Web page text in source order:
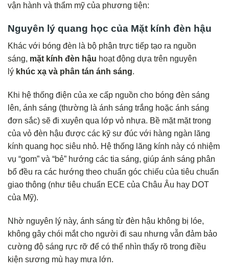
vận hành và thẩm mỹ của phương tiện:
Nguyên lý quang học của Mặt kính đèn hậu
Khác với bóng đèn là bộ phận trực tiếp tạo ra nguồn
sáng, mặt kính đèn hậu hoạt động dựa trên nguyên
lý khúc xạ và phân tán ánh sáng.
Khi hệ thống điện của xe cấp nguồn cho bóng đèn sáng
lên, ánh sáng (thường là ánh sáng trắng hoặc ánh sáng
đơn sắc) sẽ đi xuyên qua lớp vỏ nhựa. Bề mặt mặt trong
của vỏ đèn hậu được các kỹ sư đúc với hàng ngàn lăng
kính quang học siêu nhỏ. Hệ thống lăng kính này có nhiệm
vụ “gom” và “bẻ” hướng các tia sáng, giúp ánh sáng phân
bổ đều ra các hướng theo chuẩn góc chiếu của tiêu chuẩn
giao thông (như tiêu chuẩn ECE của Châu Âu hay DOT
của Mỹ).
Nhờ nguyên lý này, ánh sáng từ đèn hậu không bị lóe,
không gây chói mắt cho người đi sau nhưng vẫn đảm bảo
cường độ sáng rực rỡ để có thể nhìn thấy rõ trong điều
kiện sương mù hay mưa lớn.